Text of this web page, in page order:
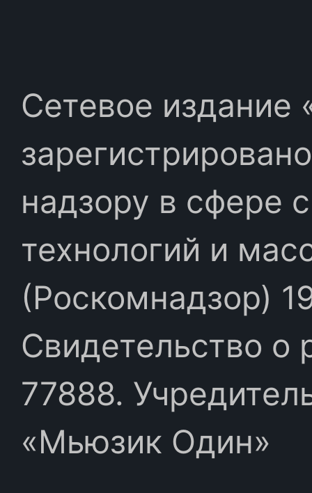
Сетевое издание
надзору в сфере
технологий и
(Роскомнадзор)
Свидетельство
77888.
«Мьюзик Один»